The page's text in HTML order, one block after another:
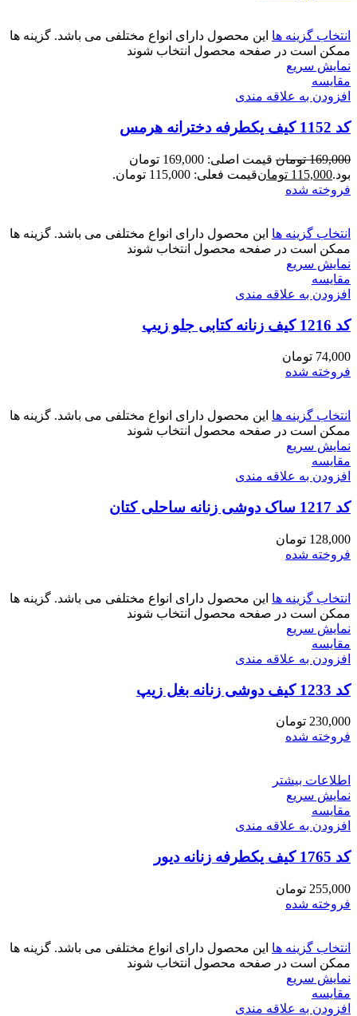
انتخاب گزینه ها این محصول دارای انواع مختلفی می باشد. گزینه ها
ممکن است در صفحه محصول انتخاب شوند
نمایش سریع
مقايسه
افزودن به علاقه مندی
کد 1152 کیف یکطرفه دخترانه هرمس
169,000 تومان
قیمت اصلی: 169,000 تومان
بود.115,000 تومانقیمت فعلی: 115,000 تومان.
فروخته شده
انتخاب گزینه ها این محصول دارای انواع مختلفی می باشد. گزینه ها
ممکن است در صفحه محصول انتخاب شوند
نمایش سریع
مقايسه
افزودن به علاقه مندی
کد 1216 کیف زنانه کتابی جلو زیپ
74,000 تومان
فروخته شده
انتخاب گزینه ها این محصول دارای انواع مختلفی می باشد. گزینه ها
ممکن است در صفحه محصول انتخاب شوند
نمایش سریع
مقايسه
افزودن به علاقه مندی
کد 1217 ساک دوشی زنانه ساحلی کتان
128,000 تومان
فروخته شده
انتخاب گزینه ها این محصول دارای انواع مختلفی می باشد. گزینه ها
ممکن است در صفحه محصول انتخاب شوند
نمایش سریع
مقايسه
افزودن به علاقه مندی
کد 1233 کیف دوشی زنانه بغل زیپ
230,000 تومان
فروخته شده
اطلاعات بیشتر
نمایش سریع
مقايسه
افزودن به علاقه مندی
کد 1765 کیف یکطرفه زنانه دیور
255,000 تومان
فروخته شده
انتخاب گزینه ها این محصول دارای انواع مختلفی می باشد. گزینه ها
ممکن است در صفحه محصول انتخاب شوند
نمایش سریع
مقايسه
افزودن به علاقه مندی